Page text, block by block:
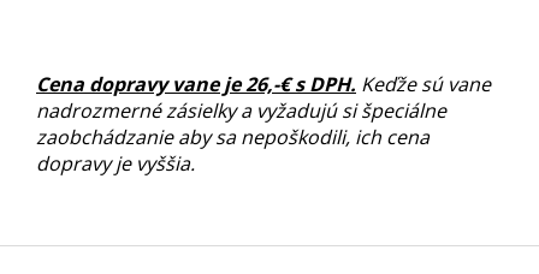
Cena dopravy vane je 26,-€ s DPH. Keďže sú vane
nadrozmerné zásielky a vyžadujú si špeciálne
zaobchádzanie aby sa nepoškodili, ich cena
dopravy je vyššia.
Z